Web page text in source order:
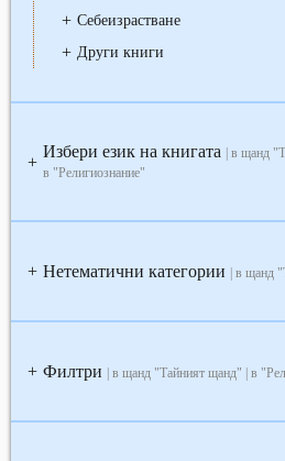
+ Себеизрастване
+ Други книги
+
Избери език на книгата
| в щанд
в "Религиознание"
+ Нетематични категории | в щанд
+ Филтри | в щанд "Тайният щанд" | в